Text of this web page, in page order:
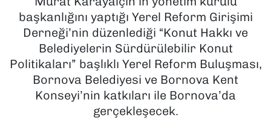
başkanlığını yaptığı Yerel Reform Girişimi
Derneği’nin düzenlediği “Konut Hakkı ve
Belediyelerin Sürdürülebilir Konut
Politikaları” başlıklı Yerel Reform Buluşması,
Bornova Belediyesi ve Bornova Kent
Konseyi’nin katkıları ile Bornova’da
gerçekleşecek.
MAGAZİN
POLİTİKA
SAĞLIK
Haber Arşivi